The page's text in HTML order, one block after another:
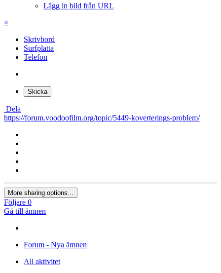
Lägg in bild från URL
×
Skrivbord
Surfplatta
Telefon
Skicka
Dela
https://forum.voodoofilm.org/topic/5449-koverterings-problem/
More sharing options...
Följare 0
Gå till ämnen
Forum - Nya ämnen
All aktivitet